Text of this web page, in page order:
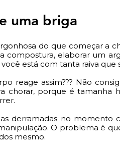
uma briga
do que começar a
compostura, elaborar um
você está com tanta raiva
reage assim??? Não
chorar, porque é
derramadas no momento
O problema é
mesmo.